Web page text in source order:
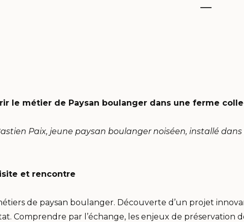
le métier de Paysan boulanger dans une ferme
Paix, jeune paysan boulanger noiséen, installé
et rencontre
de paysan boulanger. Découverte d’un projet
Comprendre par l’échange, les enjeux de préservation